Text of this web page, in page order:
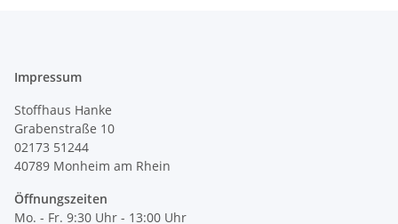
Impressum
Stoffhaus Hanke
Grabenstraße 10
02173 51244
40789 Monheim am Rhein
Öffnungszeiten
Mo. - Fr. 9:30 Uhr - 13:00 Uhr